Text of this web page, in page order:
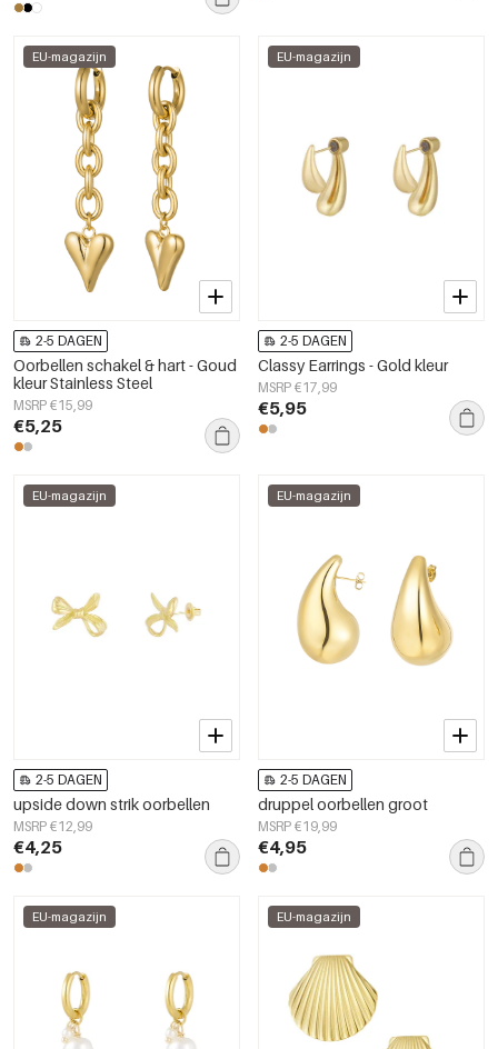
EU-magazijn
2-5 DAGEN
Oorbellen schakel & hart - Goud
kleur Stainless Steel
MSRP €15,99
€5,25
EU-magazijn
2-5 DAGEN
Classy Earrings - Gold kleur
MSRP €17,99
€5,95
EU-magazijn
2-5 DAGEN
upside down strik oorbellen
MSRP €12,99
€4,25
EU-magazijn
2-5 DAGEN
druppel oorbellen groot
MSRP €19,99
€4,95
EU-magazijn EU-magazijn